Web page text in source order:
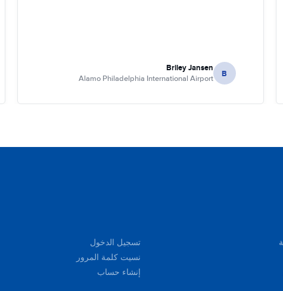
B
Briley Jansen
Alamo Philadelphia International Airport
تسجيل الدخول
نسيت كلمة المرور
إنشاء حساب